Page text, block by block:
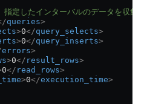
したインターバルのデータを収集
queries>
>0</query_selects>
>0</query_inserts>
errors>
>0</ result_rows>
0</ read_rows>
>0</execution_time>